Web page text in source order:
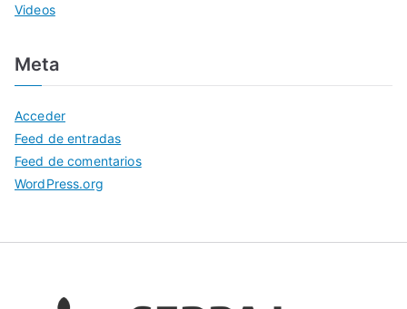
Videos
Meta
Acceder
Feed de entradas
Feed de comentarios
WordPress.org